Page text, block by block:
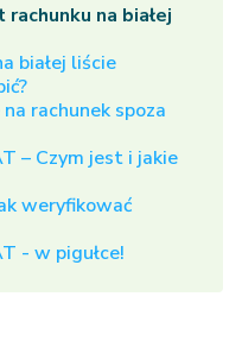
na białej
białej liście
rachunek spoza
– Czym jest i jakie
weryfikować
- w pigułce!